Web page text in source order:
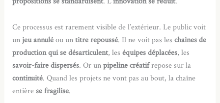
Ce processus est rarement visible de l’extérieur. Le public voit
unjeu annuléou untitre repoussé. Il ne voit pas leschaînes de
production qui se désarticulent, leséquipes déplacées, les
savoir-faire dispersés. Or unpipeline créatifrepose sur la
continuité. Quand les projets ne vont pas au bout, la chaîne
entièrese fragilise.